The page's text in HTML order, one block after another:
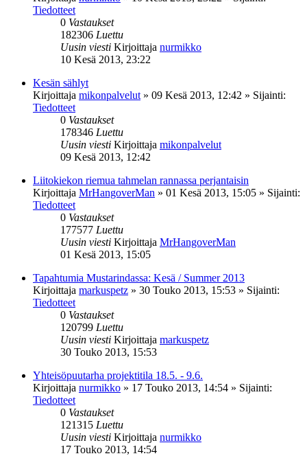
Tiedotteet
0 Vastaukset
182306 Luettu
Uusin viesti Kirjoittaja nurmikko
10 Kesä 2013, 23:22
Kesän sählyt
Kirjoittaja mikonpalvelut » 09 Kesä 2013, 12:42 » Sijainti:
Tiedotteet
0 Vastaukset
178346 Luettu
Uusin viesti Kirjoittaja mikonpalvelut
09 Kesä 2013, 12:42
Liitokiekon riemua tahmelan rannassa perjantaisin
Kirjoittaja MrHangoverMan » 01 Kesä 2013, 15:05 » Sijainti:
Tiedotteet
0 Vastaukset
177577 Luettu
Uusin viesti Kirjoittaja MrHangoverMan
01 Kesä 2013, 15:05
Tapahtumia Mustarindassa: Kesä / Summer 2013
Kirjoittaja markuspetz » 30 Touko 2013, 15:53 » Sijainti:
Tiedotteet
0 Vastaukset
120799 Luettu
Uusin viesti Kirjoittaja markuspetz
30 Touko 2013, 15:53
Yhteisöpuutarha projektitila 18.5. - 9.6.
Kirjoittaja nurmikko » 17 Touko 2013, 14:54 » Sijainti:
Tiedotteet
0 Vastaukset
121315 Luettu
Uusin viesti Kirjoittaja nurmikko
17 Touko 2013, 14:54